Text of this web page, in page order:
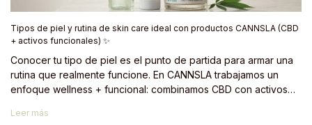
Tipos de piel y rutina de skin care ideal con productos CANNSLA (CBD
+ activos funcionales) ✨
Conocer tu tipo de piel es el punto de partida para armar una
rutina que realmente funcione. En CANNSLA trabajamos un
enfoque wellness + funcional: combinamos CBD con activos
estratégica y sostenible en el tiempo. 🌿
Leer más